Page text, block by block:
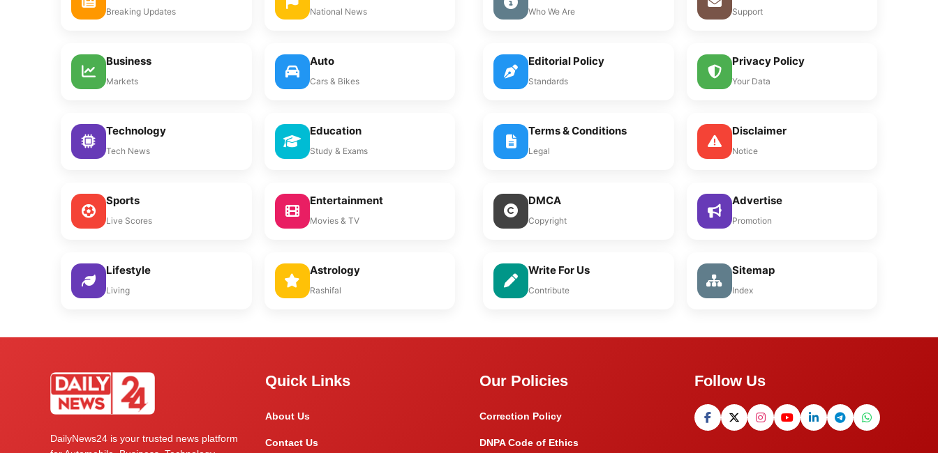
Breaking Updates National News
Business
Markets
Auto
Cars & Bikes
Technology
Tech News
Education
Study & Exams
Sports
Live Scores
Entertainment
Movies & TV
Lifestyle
Living
Astrology
Rashifal
Who We Are Support
Editorial Policy
Standards
Privacy Policy
Your Data
Terms & Conditions
Legal
Disclaimer
Notice
DMCA
Copyright
Advertise
Promotion
Write For Us
Contribute
Sitemap
Index
DailyNews24 is your trusted news platform
Quick Links
About Us
Contact Us
Our Policies
Correction Policy
DNPA Code of Ethics
Follow Us